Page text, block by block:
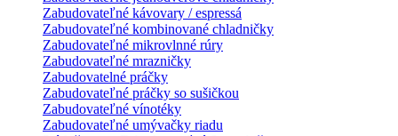
Zabudovateľné kávovary / espressá
Zabudovateľné kombinované chladničky
Zabudovateľné mikrovlnné rúry
Zabudovateľné mrazničky
Zabudovatelné práčky
Zabudovateľné práčky so sušičkou
Zabudovateľné vínotéky
Zabudovateľné umývačky riadu